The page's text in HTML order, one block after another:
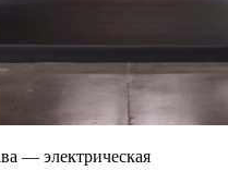
— электрическая